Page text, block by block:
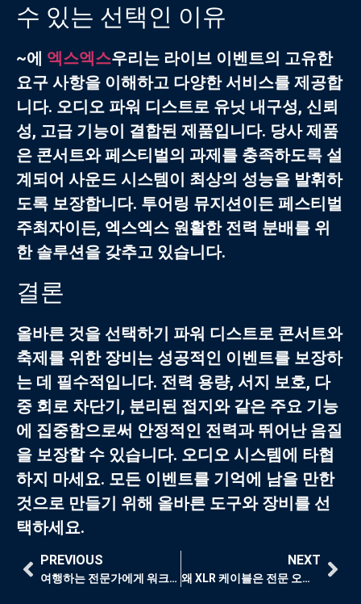
수 있는 선택인 이유
~에 엑스엑스우리는 라이브 이벤트의 고유한
요구 사항을 이해하고 다양한 서비스를 제공합
니다. 오디오 파워 디스트로 유닛 내구성, 신뢰
성, 고급 기능이 결합된 제품입니다. 당사 제품
은 콘서트와 페스티벌의 과제를 충족하도록 설
계되어 사운드 시스템이 최상의 성능을 발휘하
도록 보장합니다. 투어링 뮤지션이든 페스티벌
주최자이든, 엑스엑스 원활한 전력 분배를 위
한 솔루션을 갖추고 있습니다.
결론
올바른 것을 선택하기 파워 디스트로 콘서트와
축제를 위한 장비는 성공적인 이벤트를 보장하
는 데 필수적입니다. 전력 용량, 서지 보호, 다
중 회로 차단기, 분리된 접지와 같은 주요 기능
에 집중함으로써 안정적인 전력과 뛰어난 음질
을 보장할 수 있습니다. 오디오 시스템에 타협
하지 마세요. 모든 이벤트를 기억에 남을 만한
것으로 만들기 위해 올바른 도구와 장비를 선
택하세요.
PREVIOUS
여행하는 전문가에게 워크스테이션 플라이트 케이스가 필수적인 이유는 무엇일까요?
NEXT
왜 XLR 케이블은 전문 오디오 애플리케이션에 더 선호되는 선택일까요?